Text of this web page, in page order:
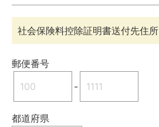
社会保険料控除証明書送付先住所
郵便番号
-
都道府県